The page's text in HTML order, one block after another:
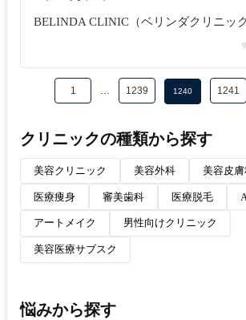
BELINDA CLINIC（ベリンダクリニッ
1 … 1239 1240 1241
クリニックの種類から探す
美容クリニック 美容外科 美容皮
医療痩身 審美歯科 医療脱毛
アートメイク 男性向けクリニック
美容医療サブスク
悩みから探す